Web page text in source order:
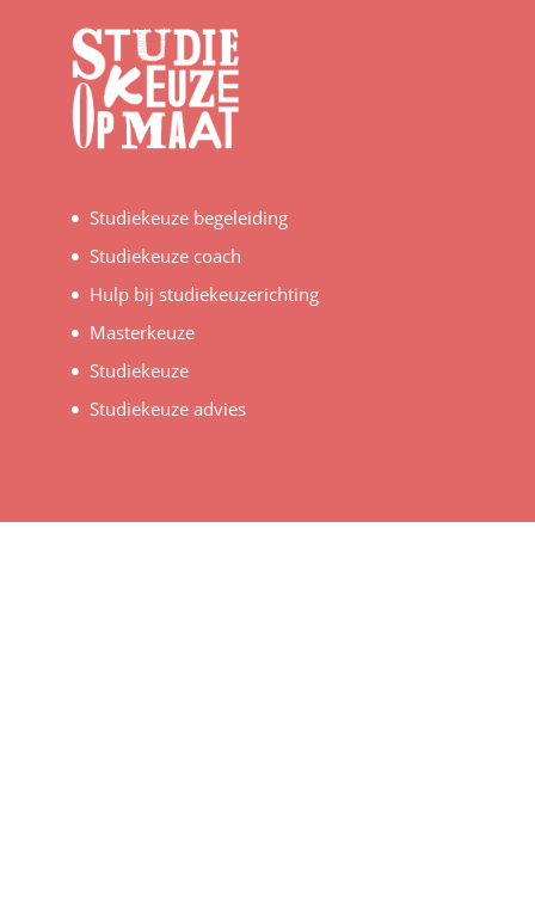
Studiekeuze begeleiding
Studiekeuze coach
Hulp bij studiekeuzerichting
Masterkeuze
Studiekeuze
Studiekeuze advies